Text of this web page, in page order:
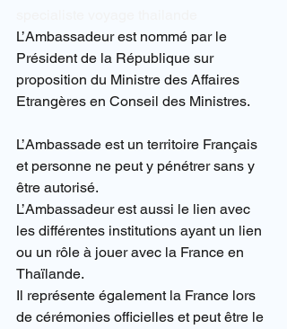
L’Ambassadeur est nommé par le
Président de la République sur
proposition du Ministre des Affaires
Etrangères en Conseil des Ministres.
L’Ambassade est un territoire Français
et personne ne peut y pénétrer sans y
être autorisé.
L’Ambassadeur est aussi le lien avec
les différentes institutions ayant un lien
ou un rôle à jouer avec la France en
Thaïlande.
Il représente également la France lors
de cérémonies officielles et peut être le